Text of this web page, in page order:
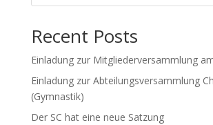
Recent Posts
Einladung zur Mitgliederversammlung
Einladung zur Abteilungsversammlung
(Gymnastik)
Der SC hat eine neue Satzung